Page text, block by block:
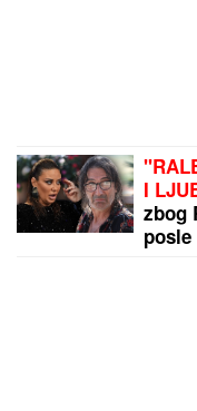
I
zbog
posle